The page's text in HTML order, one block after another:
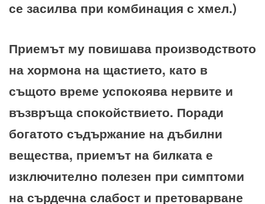
се засилва при комбинация с хмел.)
Приемът му повишава производството
на хормона на щастието, като в
същото време успокоява нервите и
възвръща спокойствието. Поради
богатото съдържание на дъбилни
вещества, приемът на билката е
изключително полезен при симптоми
на сърдечна слабост и претоварване